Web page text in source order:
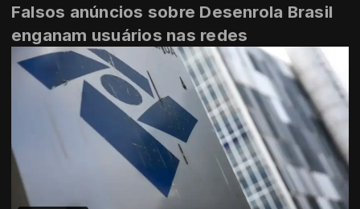
Falsos anúncios sobre Desenrola Brasil
enganam usuários nas redes